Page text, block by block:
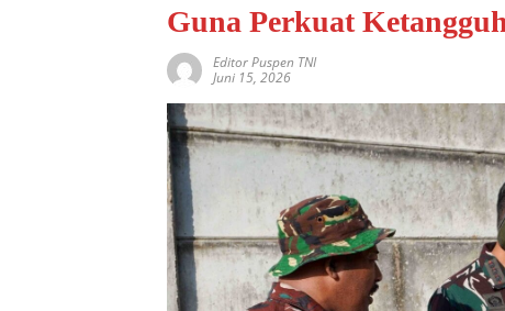
Guna Perkuat
Editor Puspen TNI
Juni 15, 2026